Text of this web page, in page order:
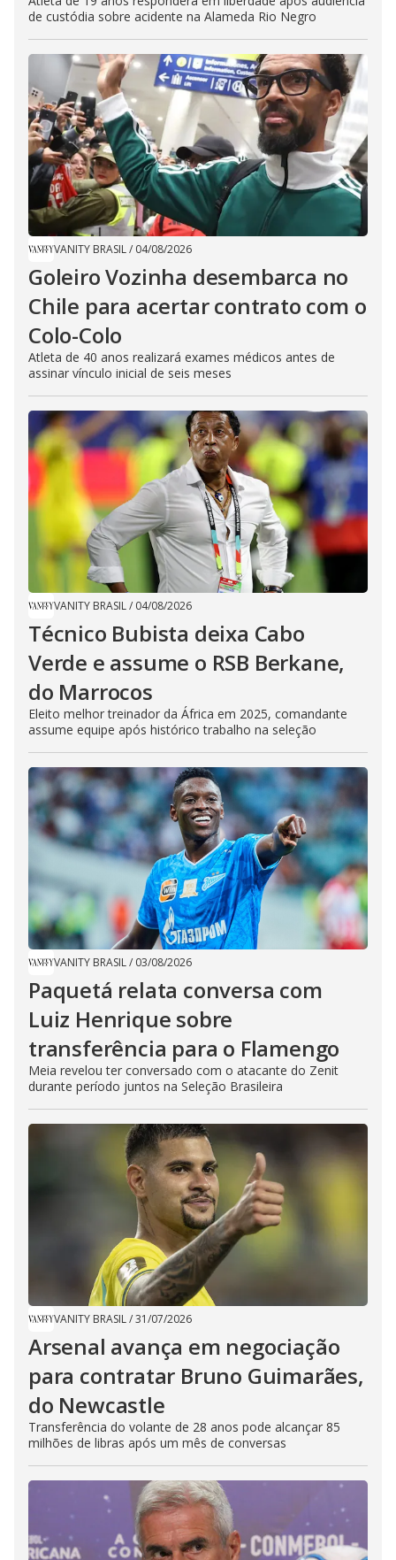
de custódia sobre acidente na Alameda Rio Negro
VANITY BRASIL/ 04/08/2026
Goleiro Vozinha desembarca no
Chile para acertar contrato com o
Colo-Colo
Atleta de 40 anos realizará exames médicos antes de
assinar vínculo inicial de seis meses
VANITY BRASIL/ 04/08/2026
Técnico Bubista deixa Cabo
Verde e assume o RSB Berkane,
do Marrocos
Eleito melhor treinador da África em 2025, comandante
assume equipe após histórico trabalho na seleção
VANITY BRASIL/ 03/08/2026
Paquetá relata conversa com
Luiz Henrique sobre
transferência para o Flamengo
Meia revelou ter conversado com o atacante do Zenit
durante período juntos na Seleção Brasileira
VANITY BRASIL/31/07/2026
Arsenal avança em negociação
para contratar Bruno Guimarães,
do Newcastle
Transferência do volante de 28 anos pode alcançar 85
milhões de libras após um mês de conversas